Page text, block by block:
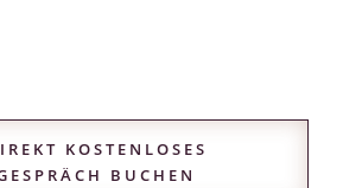
KOSTENLOSES
BUCHEN